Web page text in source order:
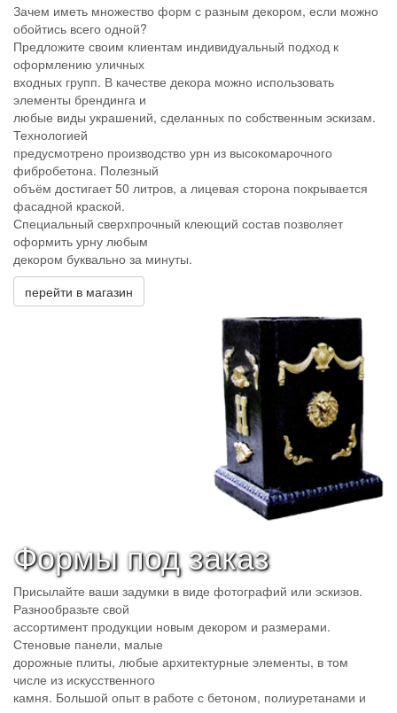
Зачем иметь множество форм с разным декором, если можно
обойтись всего одной?
Предложите своим клиентам индивидуальный подход к
оформлению уличных
входных групп. В качестве декора можно использовать
элементы брендинга и
любые виды украшений, сделанных по собственным эскизам.
Технологией
предусмотрено производство урн из высокомарочного
фибробетона. Полезный
объём достигает 50 литров, а лицевая сторона покрывается
фасадной краской.
Специальный сверхпрочный клеющий состав позволяет
оформить урну любым
декором буквально за минуты.
перейти в магазин
Формы под заказ
Присылайте ваши задумки в виде фотографий или эскизов.
Разнообразьте свой
ассортимент продукции новым декором и размерами.
Стеновые панели, малые
дорожные плиты, любые архитектурные элементы, в том
числе из искусственного
камня. Большой опыт в работе с бетоном, полиуретанами и